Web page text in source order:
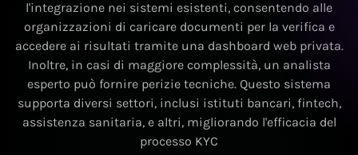
l'integrazione nei sistemi esistenti, consentendo alle
organizzazioni di caricare documenti per la verifica e
accedere ai risultati tramite una dashboard web privata.
Inoltre, in casi di maggiore complessità, un analista
esperto può fornire perizie tecniche. Questo sistema
supporta diversi settori, inclusi istituti bancari, fintech,
assistenza sanitaria, e altri, migliorando l'efficacia del
processo KYC